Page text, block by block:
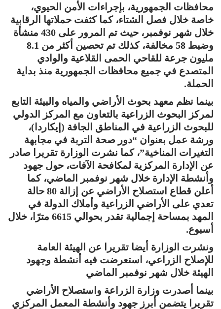
محافظات الجمهورية، بإجراءات الأمن الحيوي،
خاصة خلال فصل الشتاء، كما كثفت حملاتها الرقابية
خلال شهر نوفمبر، حيث تم المرور على 430 منشأة
وضبط 58 مخالفة، كذلك تم تحصين أكثر من 8.1
مليون جرعة للقاحي الحمى القلاعية والوادي
المتصدع في جميع محافظات الجمهورية منذ بداية
الحملة.
بينما نظم معهد بحوث الأراضي والمياه والبيئة التابع
لمركز البحوث الزراعية بالتعاون مع المركز الدولي
للبحوث الزراعية في المناطق الجافة (إيكاردا)،
ورشة عمل بعنوان “دور صحة التربة في مجابهة
التغيرات المناخية”، كما نشرت الوزارة تقريرا صادر
عن الإدارة المركزية لمكافحة الآفات، حول جهود
وأنشطة الإدارة خلال شهر نوفمبر الماضي، كما
أعلن قطاع استصلاح الأراضي عن إزالة 80 حالة
تعدي على الأراضي الزراعية وأملاك الدولة في
المهد بمساحة إجمالية تقدر بحوالي 6615 مترًا، خلال
أسبوع.
ونشرت الوزارة أيضا تقريرا عن الهيئة العامة
للإصلاح الزراعي، استعرضت فيه أنشطة وجهود
الهيئة خلال شهر نوفمبر الماضي
بينما أصدرت وزارة الزراعة واستصلاح الأراضي
تقريرا يتضمن أبرز جهود وأنشطة المعمل المركزي